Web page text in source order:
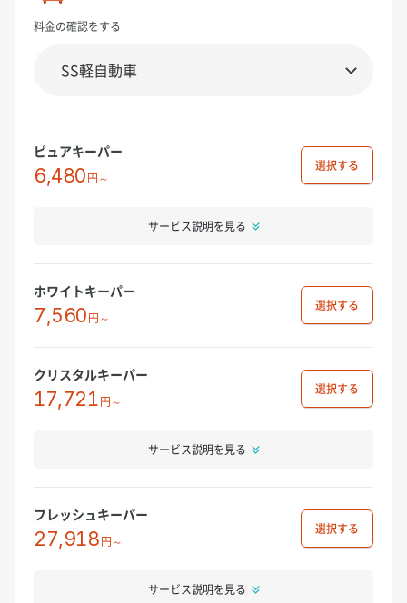
料金の確認をする
ピュアキーパー
6,480円～
選択
サービス説明を見る
ホワイトキーパー
7,560円～
選択
クリスタルキーパー
17,721円～
選択
サービス説明を見る
フレッシュキーパー
27,918円～
選択
サービス説明を見る